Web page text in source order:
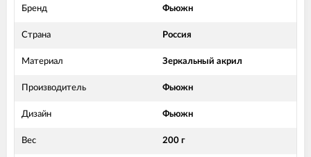
Бренд Фьюжн
Страна Россия
Материал Зеркальный акрил
Производитель Фьюжн
Дизайн Фьюжн
Вес 200 г